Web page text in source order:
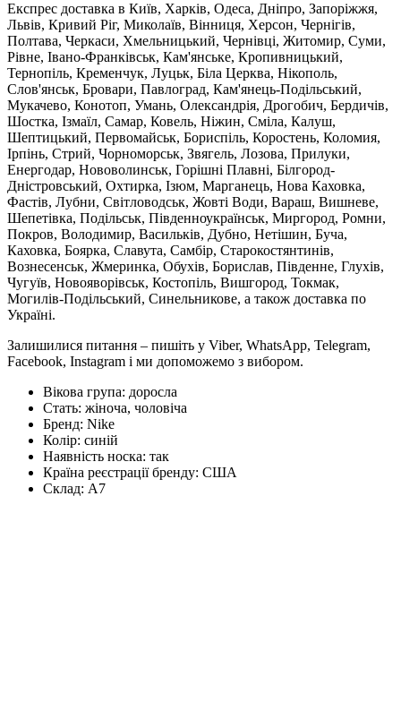
Експрес доставка в Київ, Харків, Одеса, Дніпро, Запоріжжя,
Львів, Кривий Ріг, Миколаїв, Вінниця, Херсон, Чернігів,
Полтава, Черкаси, Хмельницький, Чернівці, Житомир, Суми,
Рівне, Івано-Франківськ, Кам'янське, Кропивницький,
Тернопіль, Кременчук, Луцьк, Біла Церква, Нікополь,
Слов'янськ, Бровари, Павлоград, Кам'янець-Подільський,
Мукачево, Конотоп, Умань, Олександрія, Дрогобич, Бердичів,
Шостка, Ізмаїл, Самар, Ковель, Ніжин, Сміла, Калуш,
Шептицький, Первомайськ, Бориспіль, Коростень, Коломия,
Ірпінь, Стрий, Чорноморськ, Звягель, Лозова, Прилуки,
Енергодар, Нововолинськ, Горішні Плавні, Білгород-
Дністровський, Охтирка, Ізюм, Марганець, Нова Каховка,
Фастів, Лубни, Світловодськ, Жовті Води, Вараш, Вишневе,
Шепетівка, Подільськ, Південноукраїнськ, Миргород, Ромни,
Покров, Володимир, Васильків, Дубно, Нетішин, Буча,
Каховка, Боярка, Славута, Самбір, Старокостянтинів,
Вознесенськ, Жмеринка, Обухів, Борислав, Південне, Глухів,
Чугуїв, Новояворівськ, Костопіль, Вишгород, Токмак,
Могилів-Подільський, Синельникове, а також доставка по
Україні.
Залишилися питання – пишіть у Viber, WhatsApp, Telegram,
Facebook, Instagram і ми допоможемо з вибором.
Вікова група: доросла
Стать: жіноча, чоловіча
Бренд: Nike
Колір: синій
Наявність носка: так
Країна реєстрації бренду: США
Склад: А7